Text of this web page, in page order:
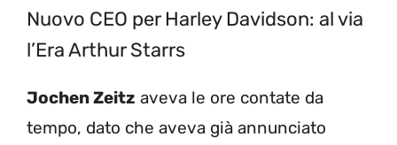
Nuovo CEO per Harley Davidson: al via
l’Era Arthur Starrs
Jochen Zeitz aveva le ore contate da
tempo, dato che aveva già annunciato